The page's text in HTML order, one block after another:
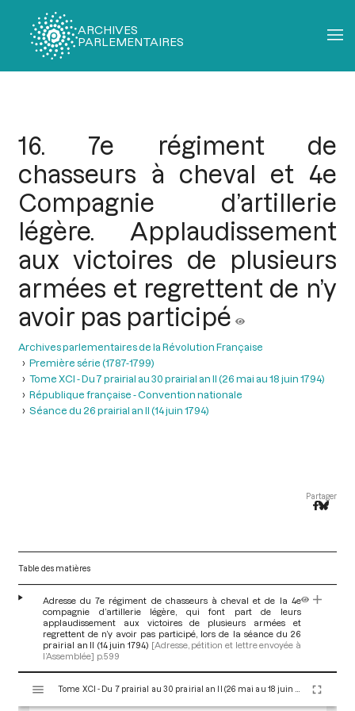
ARCHIVES
PARLEMENTAIRES
16. 7e régiment de
chasseurs à cheval et 4e
Compagnie d’artillerie
légère. Applaudissement
aux victoires de plusieurs
armées et regrettent de n’y
avoir pas participé
Archives parlementaires de la Révolution Française
Première série (1787-1799)
Tome XCI - Du 7 prairial au 30 prairial an II (26 mai au 18 juin 1794)
République française - Convention nationale
Séance du 26 prairial an II (14 juin 1794)
Partager
Table des matières
Adresse du 7e régiment de chasseurs à cheval et de la 4e
compagnie d’artillerie légère, qui font part de leurs
applaudissement aux victoires de plusieurs armées et
regrettent de n’y avoir pas participé, lors de la séance du 26
prairial an II (14 juin 1794) [Adresse, pétition et lettre envoyée à
l’Assemblée] p.599